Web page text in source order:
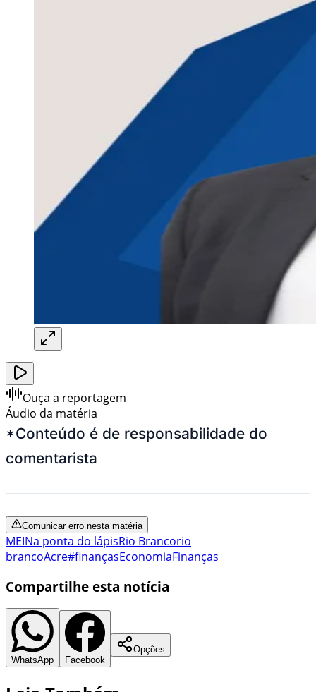
Ouça a reportagem
Áudio da matéria
*Conteúdo é de responsabilidade do
comentarista
Comunicar erro nesta matéria
MEINa ponta do lápisRio Brancorio
brancoAcre#finançasEconomiaFinanças
Compartilhe esta notícia
WhatsApp Facebook
Opções